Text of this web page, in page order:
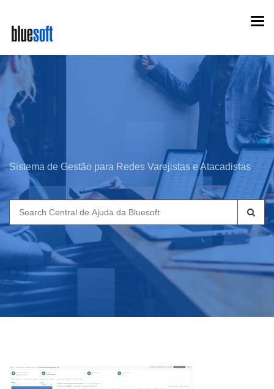
main
content
Sistema de Gestão para Redes Varejistas e Atacadistas
Search
for: